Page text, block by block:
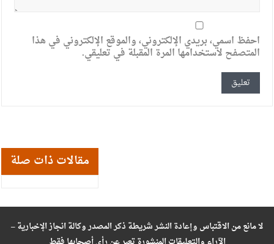
احفظ اسمي، بريدي الإلكتروني، والموقع الإلكتروني في هذا
المتصفح لاستخدامها المرة المقبلة في تعليقي.
مقالات ذات صلة
لا مانع من الاقتباس وإعادة النشر شريطة ذكر المصدر وكالة انجاز الإخبارية –